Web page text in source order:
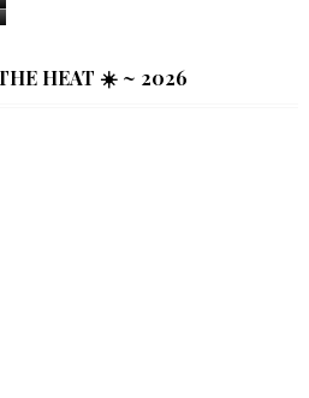
HEAT ☀️ ~ 2026